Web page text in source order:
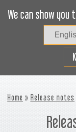
We can show
貨物
Home » Release notes